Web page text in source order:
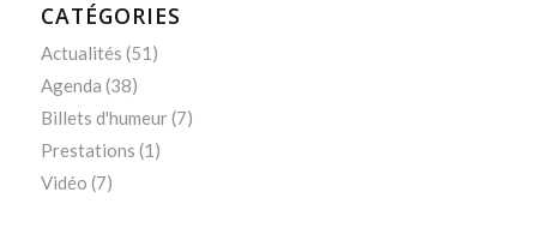
CATÉGORIES
Actualités (51)
Agenda (38)
Billets d'humeur(7)
Prestations (1)
Vidéo (7)